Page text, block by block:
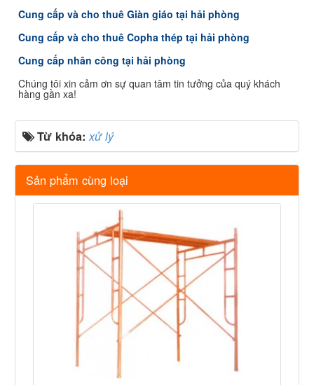
Cung cấp và cho thuê Giàn giáo tại hải phòng
Cung cấp và cho thuê Copha thép tại hải phòng
Cung cấp nhân công tại hải phòng
Chúng tôi xin cảm ơn sự quan tâm tin tưởng của quý khách
hàng gần xa!
Từ khóa:xử lý
Sản phẩm cùng loại